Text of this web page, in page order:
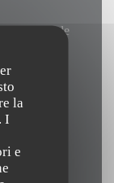
la
I
e
Sale
di
Visa,